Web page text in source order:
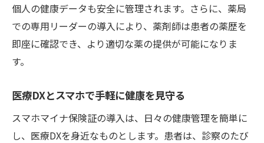
個人の健康データも安全に管理されます。さらに、薬局
での専用リーダーの導入により、薬剤師は患者の薬歴を
即座に確認でき、より適切な薬の提供が可能になりま
す。
医療DXとスマホで手軽に健康を見守る
スマホマイナ保険証の導入は、日々の健康管理を簡単に
し、医療DXを身近なものとします。患者は、診察のたび